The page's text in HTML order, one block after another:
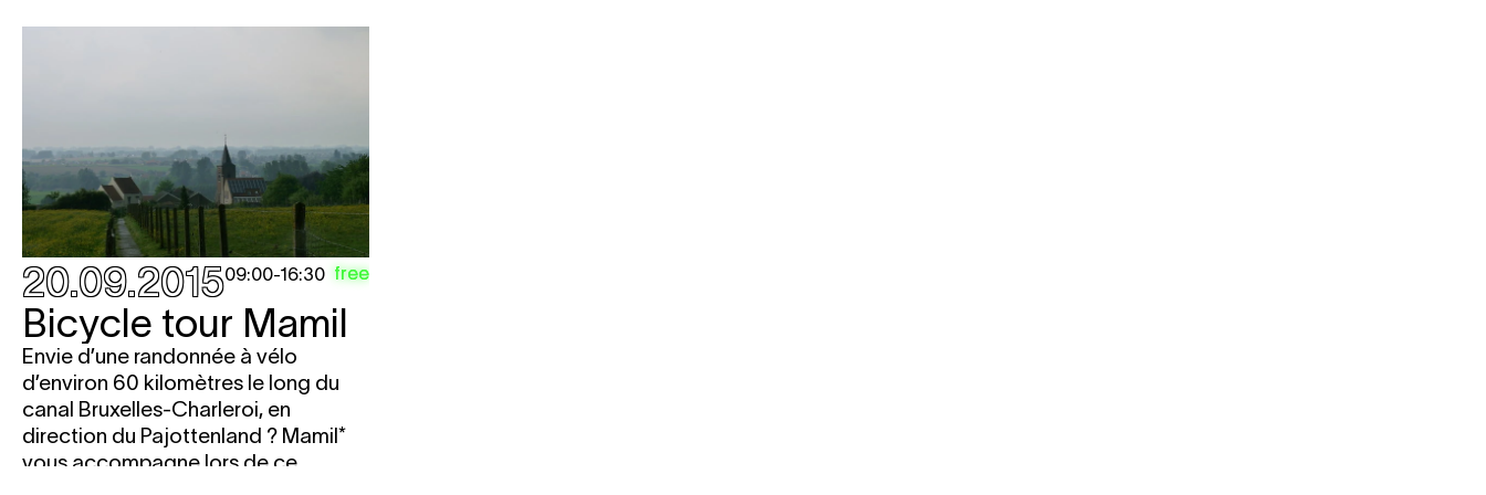
20.09.201509:00-16:30 free
Bicycle tour Mamil
Envie d’une randonnée à vélo
d’environ 60 kilomètres le long du
canal Bruxelles-Charleroi, en
direction du Pajottenland ? Mamil*
vous accompagne lors de ce